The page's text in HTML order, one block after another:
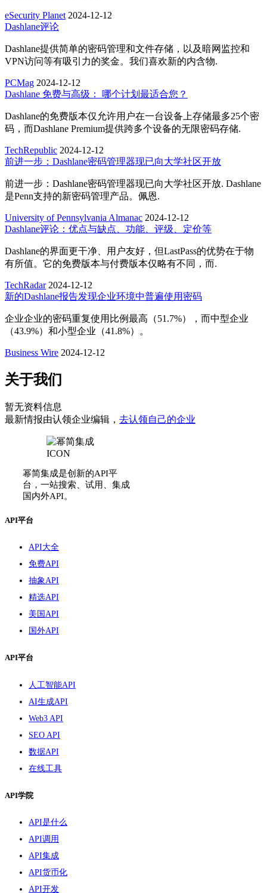
eSecurity Planet 2024-12-12
Dashlane评论
Dashlane提供简单的密码管理和文件存储，以及暗网监控和
VPN访问等有吸引力的奖金。我们喜欢新的内含物.
PCMag 2024-12-12
Dashlane 免费与高级： 哪个计划最适合您？
Dashlane的免费版本仅允许用户在一台设备上存储最多25个密
码，而Dashlane Premium提供跨多个设备的无限密码存储.
TechRepublic 2024-12-12
前进一步：Dashlane密码管理器现已向大学社区开放
前进一步：Dashlane密码管理器现已向大学社区开放. Dashlane
是Penn支持的新密码管理产品。佩恩.
University of Pennsylvania Almanac 2024-12-12
Dashlane评论：优点与缺点、功能、评级、定价等
Dashlane的界面更干净、用户友好，但LastPass的优势在于物
有所值。它的免费版本与付费版本仅略有不同，而.
TechRadar 2024-12-12
新的Dashlane报告发现企业环境中普遍使用密码
企业企业的密码重复使用比例最高（51.7%），而中型企业
（43.9%）和小型企业（41.8%）。
Business Wire 2024-12-12
关于我们
暂无资料信息
最新情报由认领企业编辑， 去认领自己的企业
幂简集成是创新的API平
台，一站搜索、试用、集成
国内外API。
API平台
API大全
免费API
抽象API
精选API
美国API
国外API
API平台
人工智能API
AI生成API
Web3 API
SEO API
数据API
在线工具
API学院
API是什么
API调用
API集成
API货币化
API开发